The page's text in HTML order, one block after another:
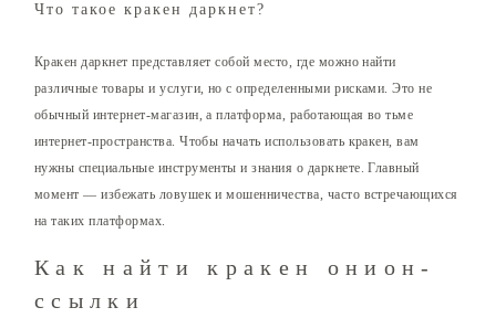
Что такое кракен даркнет?
Кракен даркнет представляет собой место, где можно найти
различные товары и услуги, но с определенными рисками. Это не
обычный интернет-магазин, а платформа, работающая во тьме
интернет-пространства. Чтобы начать использовать кракен, вам
нужны специальные инструменты и знания о даркнете. Главный
момент — избежать ловушек и мошенничества, часто встречающихся
на таких платформах.
Как найти кракен онион-
ссылки